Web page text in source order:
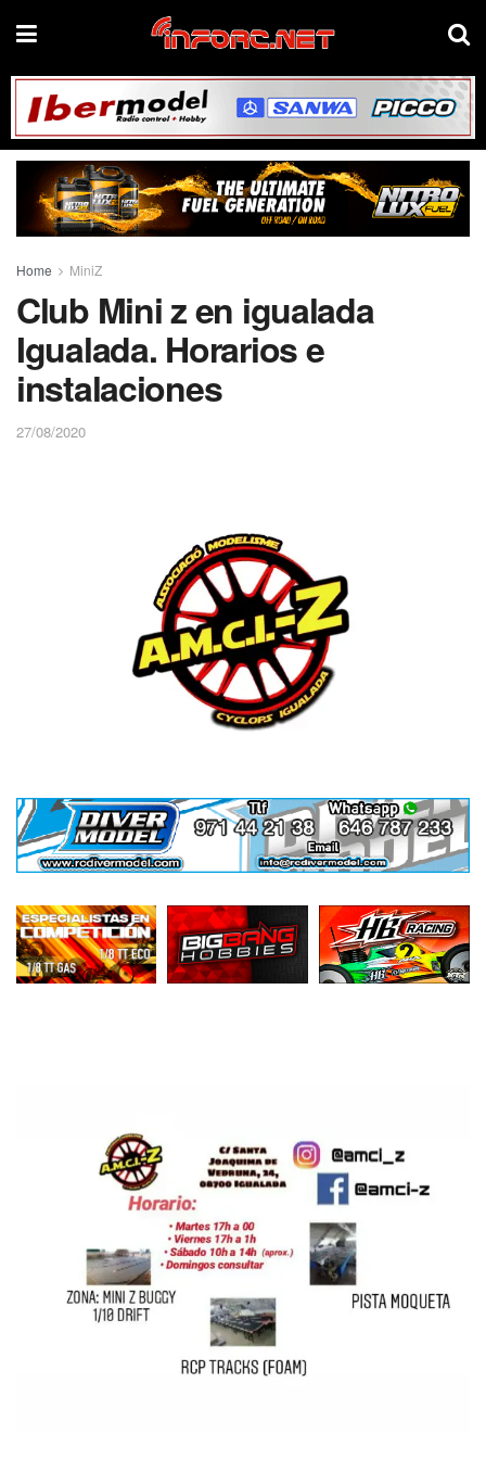
Home MiniZ
Club Mini z en igualada
Igualada. Horarios e
instalaciones
27/08/2020